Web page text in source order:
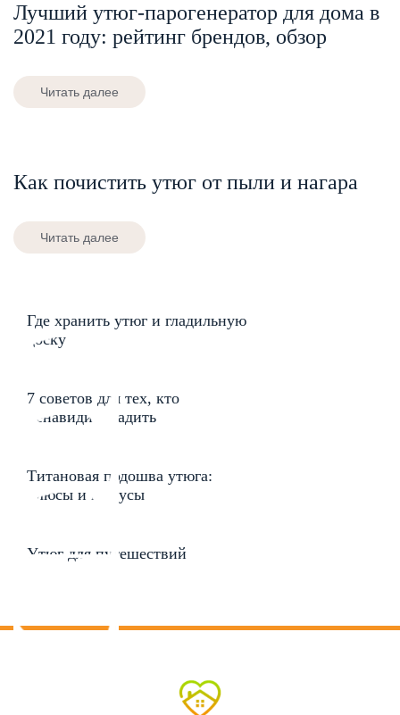
Лучший утюг-парогенератор для дома в
2021 году: рейтинг брендов, обзор
Читать далее
Как почистить утюг от пыли и нагара
Читать далее
Где хранить утюг и гладильную
доску
7 советов для тех, кто
ненавидит гладить
Титановая подошва утюга:
плюсы и минусы
Утюг для путешествий